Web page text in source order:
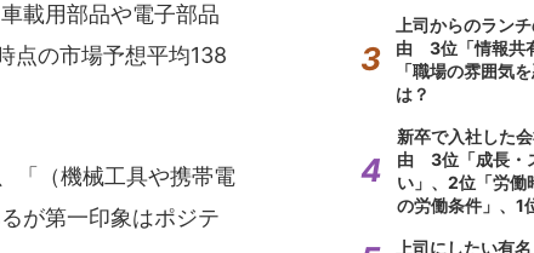
載用部品や電子部品
点の市場予想平均138
「（機械工具や携帯電
が第一印象はポジテ
上司からのラン
由 3位「情報共
「職場の雰囲気
は？
新卒で入社した
由 3位「成長・
い」、2位「労働
の労働条件」、1
上司にしたい有